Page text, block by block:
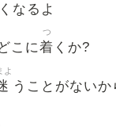
なるよ
こに着
つ
くか?
よ
うことがないか